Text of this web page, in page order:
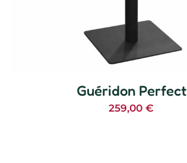
Guéridon Perfect
259,00€